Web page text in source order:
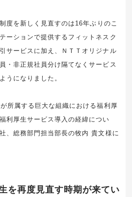
度を新しく見直すのは16年ぶりのこ
ーションで提供するフィットネスク
サービスに加え、ＮＴＴオリジナル
・非正規社員分け隔てなくサービス
うになりました。
所属する巨大な組織における福利厚
利厚生サービス導入の経緯につい
、総務部門担当部長の牧内 貴文様に
を再度見直す時期が来てい